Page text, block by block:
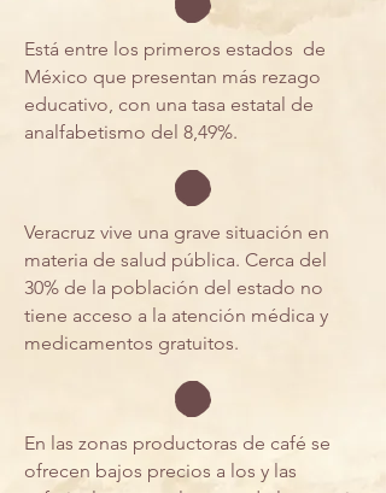
Está entre los primeros estados de
México que presentan más rezago
educativo, con una tasa estatal de
analfabetismo del 8,49%.
Veracruz vive una grave situación en
materia de salud pública. Cerca del
30% de la población del estado no
tiene acceso a la atención médica y
medicamentos gratuitos.
En las zonas productoras de café se
ofrecen bajos precios a los y las